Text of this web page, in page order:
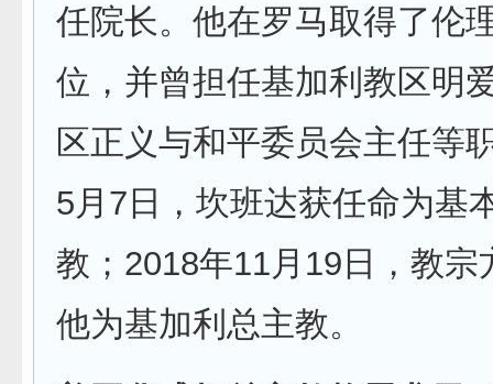
任院长。他在罗马取得了伦
位，并曾担任基加利教区明
区正义与和平委员会主任等
5月7日，坎班达获任命为基
教；2018年11月19日，教宗
他为基加利总主教。